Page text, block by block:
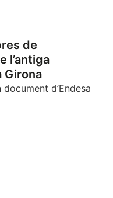
de
l’antiga
Girona
d’Endesa